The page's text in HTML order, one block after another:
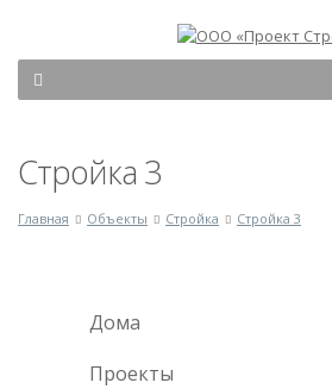
Стройка 3
Главная Объекты Стройка Стройка 3
Дома
Проекты